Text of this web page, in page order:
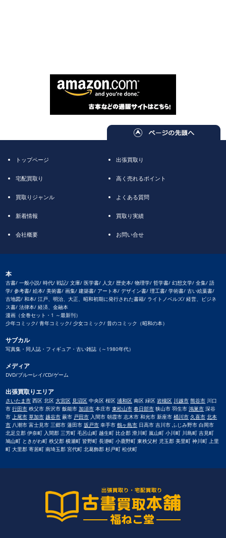
トップページ 出張買取り
宅配買取り 高く売れるポイント
買取りジャンル よくある質問
新着情報 買取り実績
会社概要 お問い合せ
本
古書/ 一般小説/ 時代/ 戦記/ 文庫/ 医学書/ 人文/ 歴史本/ 物理学/ 哲学書/ 幻想文学/ 全集/ 語
学/ 参考書/ 絵本/ 美術書/ 画集/ 建築書/ アート本/ デザイン書/ 理工書/ 学術書/ 古い絵葉書/
古地図/ 和本/ 江戸、明治、大正、昭和初期に発行された書籍/ ライトノベルズ/ 経営、ビジネ
ス書/ 法律本/ 経済、金融本
漫画（全巻セット・1 ～最新刊）
少年コミック/ 青年コミック/ 少女コミック/ 昔のコミック（昭和の本）
サブカル
写真集・同人誌・フィギュア・古い雑誌（～1980年代）
メディア
DVD/ブルーレイ/CD/ゲーム
出張買取りエリア
さいたま市 西区 北区大宮区 見沼区 中央区 桜区浦和区 南区 緑区岩槻区 川越市 熊谷市 川口
市行田市 秩父市 所沢市 飯能市加須市 本庄市東松山市 春日部市 狭山市 羽生市鴻巣市 深谷
市上尾市 草加市 越谷市 蕨市 戸田市 入間市 朝霞市 志木市 和光市 新座市桶川市 久喜市 北本
市 八潮市 富士見市 三郷市 蓮田市坂戸市 幸手市鶴ヶ島市 日高市 吉川市 ふじみ野市 白岡市
北足立郡 伊奈町 入間郡 三芳町 毛呂山町 越生町 比企郡 滑川町 嵐山町 小川町 川島町 吉見町
鳩山町 ときがわ町 秩父郡 横瀬町 皆野町 長瀞町 小鹿野町 東秩父村 児玉郡 美里町 神川町 上里
町 大里郡 寄居町 南埼玉郡 宮代町 北葛飾郡 杉戸町 松伏町